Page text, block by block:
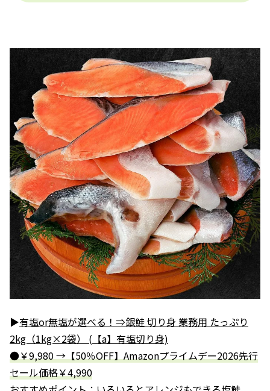
▶有塩or無塩が選べる！⇒銀鮭 切り身 業務用 たっぷり
2kg（1kg×2袋） (【a】有塩切り身)
●￥9,980 →【50％OFF】Amazonプライムデー2026先行
セール価格￥4,990